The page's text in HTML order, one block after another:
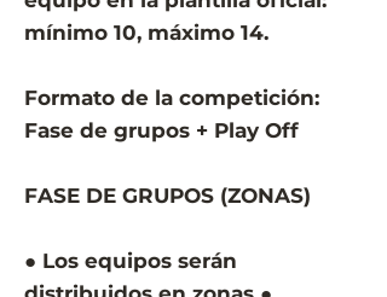
mínimo 10, máximo 14.
Formato de la competición:
Fase de grupos + Play Off
FASE DE GRUPOS (ZONAS)
● Los equipos serán